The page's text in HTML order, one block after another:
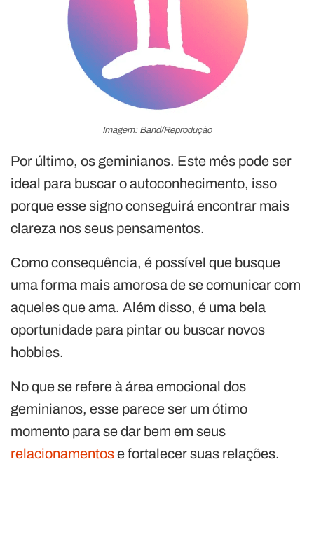
Imagem: Band/Reprodução
Por último, os geminianos. Este mês pode ser
ideal para buscar o autoconhecimento, isso
porque esse signo conseguirá encontrar mais
clareza nos seus pensamentos.
Como consequência, é possível que busque
uma forma mais amorosa de se comunicar com
aqueles que ama. Além disso, é uma bela
oportunidade para pintar ou buscar novos
hobbies.
No que se refere à área emocional dos
geminianos, esse parece ser um ótimo
momento para se dar bem em seus
relacionamentose fortalecer suas relações.